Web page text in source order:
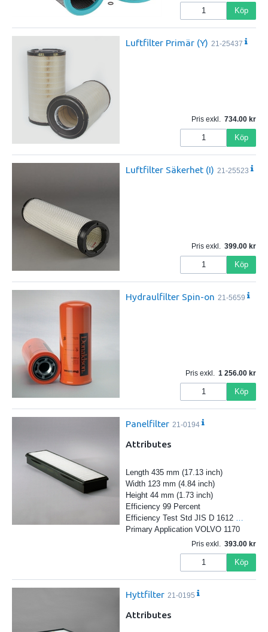
Köp
Luftfilter Primär (Y) 21-25437
Pris exkl. 734.00
Köp
Luftfilter Säkerhet (I) 21-25523
Pris exkl. 399.00
Köp
Hydraulfilter Spin-on 21-5659
Pris exkl. 1 256.00
Köp
Panelfilter 21-0194
Attributes
Length 435 mm (17.13 inch)
Width 123 mm (4.84 inch)
Height 44 mm (1.73 inch)
Efficiency 99 Percent
Efficiency Test Std JIS D 1612
Primary Application VOLVO 1170
Pris exkl. 393.00
Köp
Hyttfilter 21-0195
Attributes